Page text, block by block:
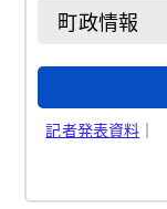
町政情報
記者発表資料 ｜